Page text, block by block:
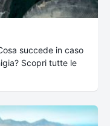
succede in caso
Scopri tutte le